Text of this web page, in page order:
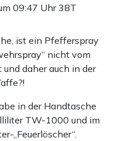
09:47 Uhr38T
ist ein Pfefferspray
nicht vom
daher auch in der
in der Handtasche
TW-1000 und im
„Feuerlöscher“.